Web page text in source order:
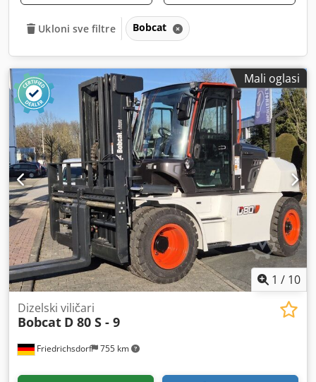
Ukloni sve filtre Bobcat
Mali oglasi
1 / 10
Friedrichsdorf 755 km
Dizelski viličari
Bobcat D 80 S - 9